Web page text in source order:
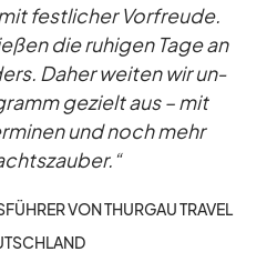
fest­li­cher Vor­freude.
die ru­hi­gen Tage an
Da­her wei­ten wir un­
ge­zielt aus – mit
und noch mehr
VON THUR­GAU TRA­VEL